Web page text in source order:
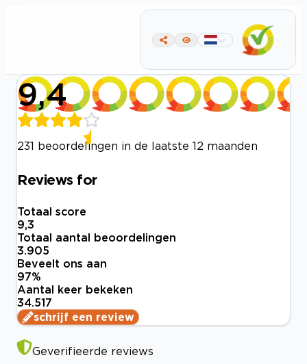
9,4
231 beoordelingen in de laatste 12 maanden
Reviews for
Totaal score
9,3
Totaal aantal beoordelingen
3.905
Beveelt ons aan
97%
Aantal keer bekeken
34.517
schrijf een review
Geverifieerde reviews